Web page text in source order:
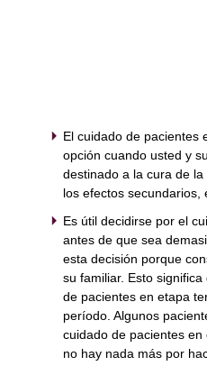
El cuidado de pacientes
opción cuando usted y
destinado a la cura de
los efectos secundarios,
Es útil decidirse por el
antes de que sea
esta decisión porque
su familiar. Esto
de pacientes en etapa
período. Algunos
cuidado de pacientes
no hay nada más por